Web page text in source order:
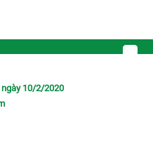
10/2/2020